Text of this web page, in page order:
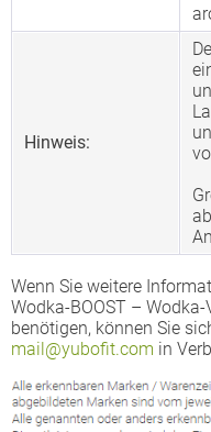
Hinweis:
Wenn Sie weitere
Wodka-BOOST –
benötigen, können Sie
mail@yubofit.com in